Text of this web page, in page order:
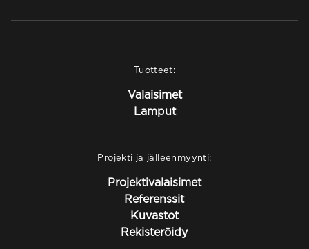
Tuotteet:
Valaisimet
Lamput
Projekti ja jälleenmyynti:
Projektivalaisimet
Referenssit
Kuvastot
Rekisteröidy